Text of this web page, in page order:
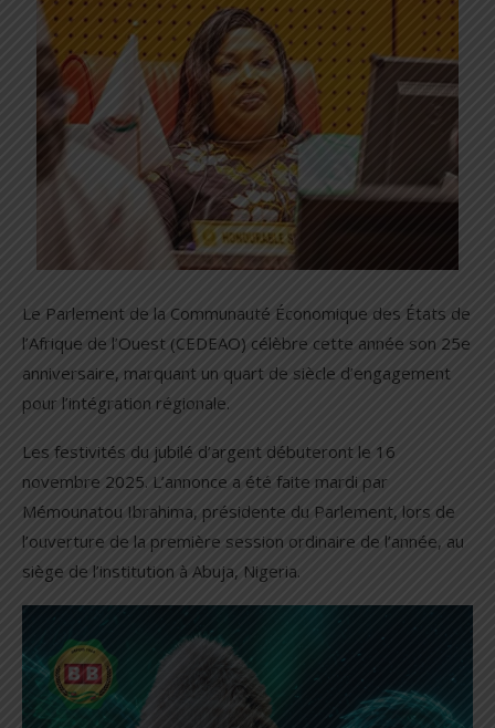
Le Parlement de la Communauté Économique des États de
l’Afrique de l’Ouest (CEDEAO) célèbre cette année son 25e
anniversaire, marquant un quart de siècle d’engagement
pour l’intégration régionale.
Les festivités du jubilé d’argent débuteront le 16
novembre 2025. L’annonce a été faite mardi par
Mémounatou Ibrahima, présidente du Parlement, lors de
l’ouverture de la première session ordinaire de l’année, au
siège de l’institution à Abuja, Nigeria.